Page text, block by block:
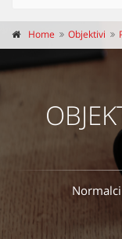
Home Objektivi